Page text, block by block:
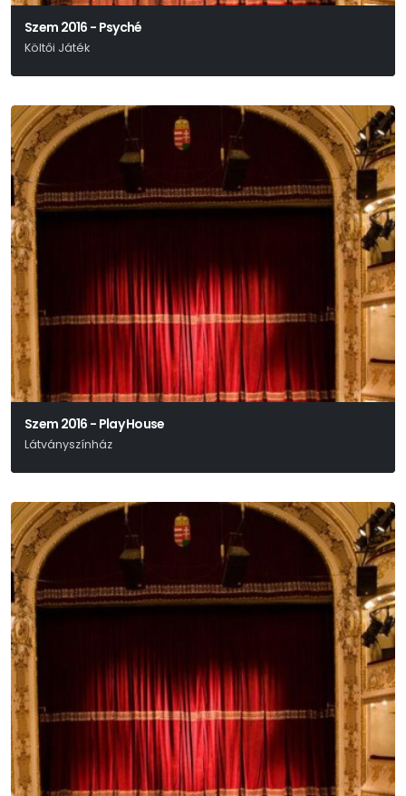
Szem 2016 - Psyché
Költői Játék
Szem 2016 - Play House
Látványszínház